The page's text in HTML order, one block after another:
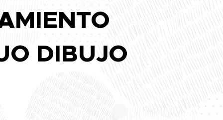
DIBUJO